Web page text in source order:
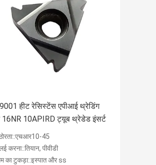
हीट रेसिस्टेंस एपीआई थ्रेडिंग
16NR 10APIRD ट्यूब थ्रेडेड इंसर्ट
45
करना::तियान, पीवीडी
का टुकड़ा::इस्पात और ss